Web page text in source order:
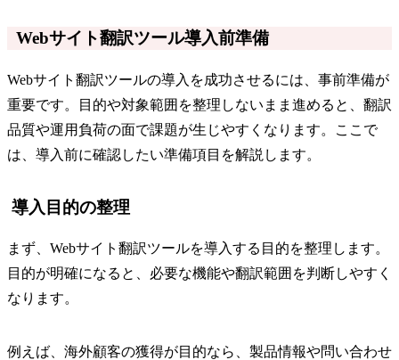
Webサイト翻訳ツール導入前準備
Webサイト翻訳ツールの導入を成功させるには、事前準備が
重要です。目的や対象範囲を整理しないまま進めると、翻訳
品質や運用負荷の面で課題が生じやすくなります。ここで
は、導入前に確認したい準備項目を解説します。
導入目的の整理
まず、Webサイト翻訳ツールを導入する目的を整理します。
目的が明確になると、必要な機能や翻訳範囲を判断しやすく
なります。
例えば、海外顧客の獲得が目的なら、製品情報や問い合わせ